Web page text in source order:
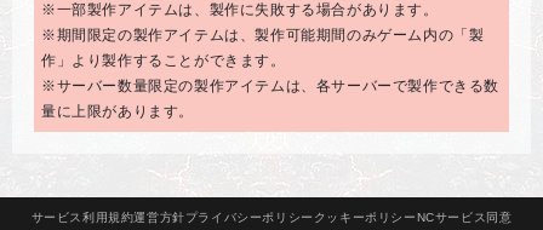
※一部製作アイテムは、製作に失敗する場合があります。
※期間限定の製作アイテムは、製作可能期間のみゲーム内の「製
作」より製作することができます。
※サーバー数量限定の製作アイテムは、各サーバーで製作できる数
量に上限があります。
サービス 利用規約運営方針プライバシーポリシー クッキーポリシーNCサービス 同意